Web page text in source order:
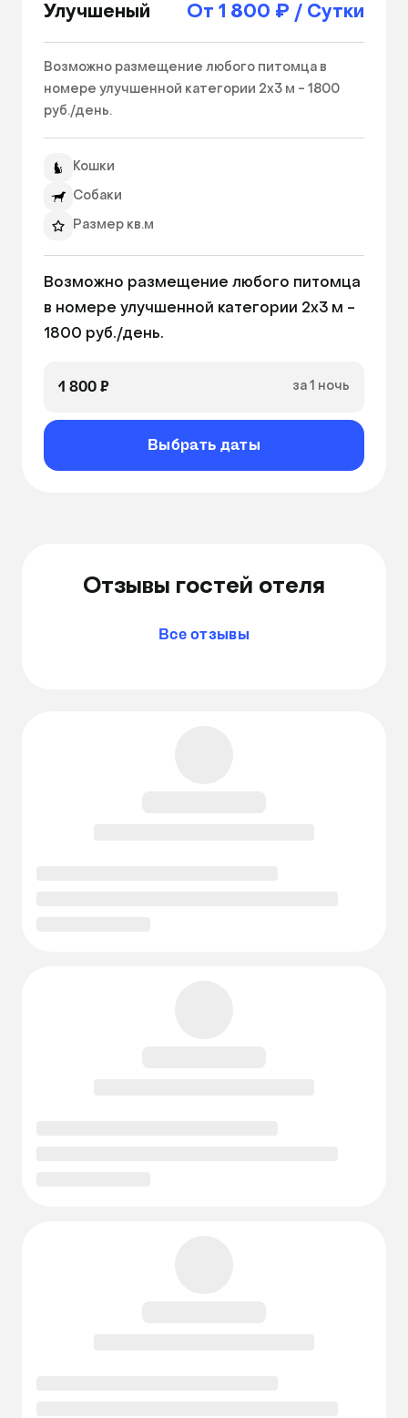
Улучшеный От 1 800 ₽ / Сутки
Возможно размещение любого питомца в
номере улучшенной категории 2х3 м - 1800
руб./день.
Кошки
Собаки
Размер кв.м
Возможно размещение любого питомца
в номере улучшенной категории 2х3 м -
1800 руб./день.
1 800 ₽ за 1 ночь
Выбрать даты
Отзывы гостей отеля
Все отзывы